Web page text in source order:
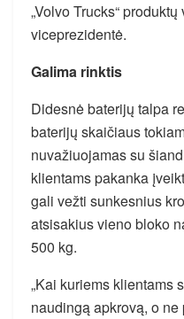
„Volvo Trucks“
viceprezidentė.
Galima rinktis
Didesnė baterijų talpa
baterijų skaičiaus
nuvažiuojamas su
klientams pakanka
gali vežti sunkesnius
atsisakius vieno bloko
500 kg.
„Kai kuriems klientams
naudingą apkrovą, o